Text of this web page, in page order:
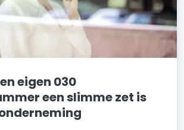
eigen 030
een slimme zet is